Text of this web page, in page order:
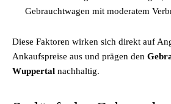
Gebrauchtwagen mit moderatem
Diese Faktoren wirken sich direkt auf
Ankaufspreise aus und prägen den
Wuppertal nachhaltig.